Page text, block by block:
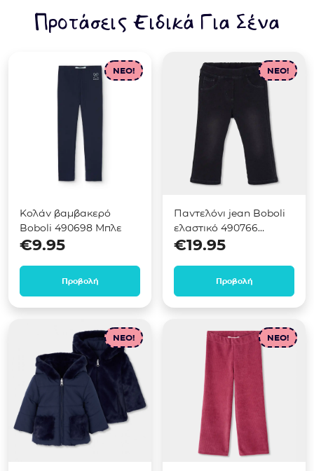
Προτάσεις Ειδικά Για Σένα
NEO!
Κολάν βαμβακερό
Boboli 490698 Μπλε
€9.95
Προβολή
NEO!
Παντελόνι jean Boboli
ελαστικό 490766
Μαύρο
€19.95
Προβολή
NEO! NEO!